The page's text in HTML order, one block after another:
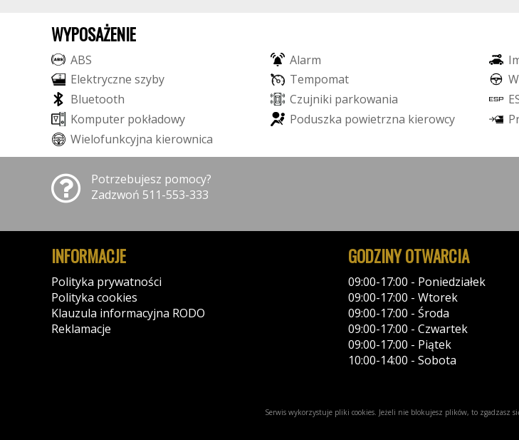
WYPOSAŻENIE
ABS Alarm I
Elektryczne szyby Tempomat W
Bluetooth Czujniki parkowania E
Komputer pokładowy Poduszka powietrzna kierowcy P
Wielofunkcyjna kierownica
Potrzebujesz pomocy?
Zadzwoń 511-553-333
INFORMACJE
Polityka prywatności
Polityka cookies
Klauzula informacyjna RODO
Reklamacje
GODZINY OTWARCIA
09:00-17:00 - Poniedziałek
09:00-17:00 - Wtorek
09:00-17:00 - Środa
09:00-17:00 - Czwartek
09:00-17:00 - Piątek
10:00-14:00 - Sobota
Serwis wykorzystuje pliki cookies. Jeżeli nie blokujesz plików, to